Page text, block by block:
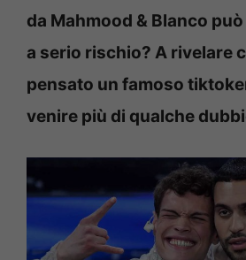
da Mahmood & Blanco
a serio rischio? A rivelare
pensato un famoso
venire più di qualche